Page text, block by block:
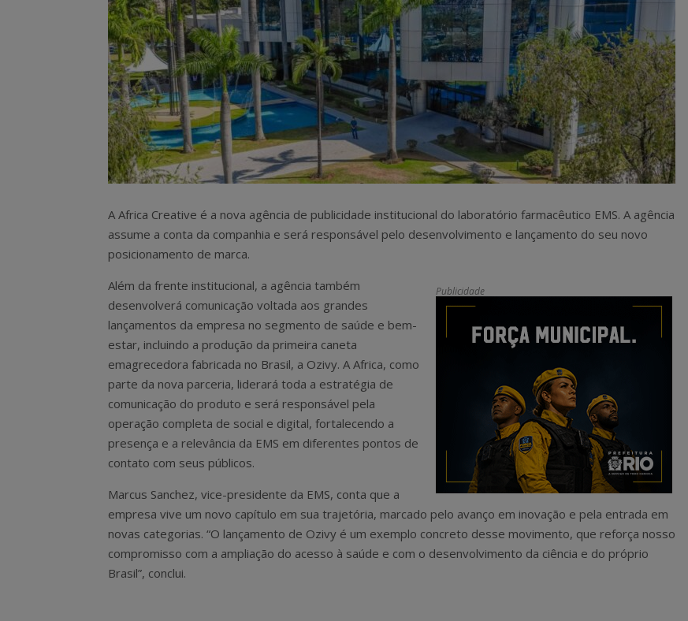
A Africa Creative é a nova agência de publicidade institucional do laboratório farmacêutico EMS. A agência
assume a conta da companhia e será responsável pelo desenvolvimento e lançamento do seu novo
posicionamento de marca.
Publicidade
Além da frente institucional, a agência também
desenvolverá comunicação voltada aos grandes
lançamentos da empresa no segmento de saúde e bem-
estar, incluindo a produção da primeira caneta
emagrecedora fabricada no Brasil, a Ozivy. A Africa, como
parte da nova parceria, liderará toda a estratégia de
comunicação do produto e será responsável pela
operação completa de social e digital, fortalecendo a
presença e a relevância da EMS em diferentes pontos de
contato com seus públicos.
Marcus Sanchez, vice-presidente da EMS, conta que a
empresa vive um novo capítulo em sua trajetória, marcado pelo avanço em inovação e pela entrada em
novas categorias. “O lançamento de Ozivy é um exemplo concreto desse movimento, que reforça nosso
compromisso com a ampliação do acesso à saúde e com o desenvolvimento da ciência e do próprio
Brasil”, conclui.